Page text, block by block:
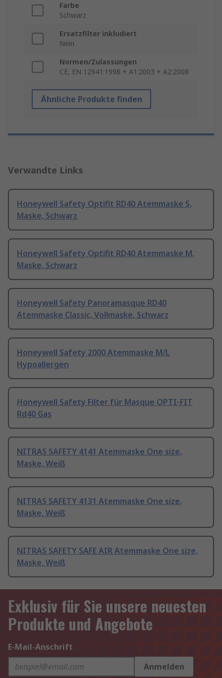
Farbe
Schwarz
Ersatzfilter inkludiert
Nein
Normen/Zulassungen
CE, EN 12941:1998 + A1:2003 + A2:2008
Ähnliche Produkte finden
Verwandte Links
Honeywell Safety Optifit RD40 Atemmaske S,
Maske, Schwarz
Honeywell Safety Optifit RD40 Atemmaske M,
Maske, Schwarz
Honeywell Safety Panoramasque RD40
Atemmaske Classic, Vollmaske, Schwarz
Honeywell Safety 2000 Atemmaske M/L
Hypoallergen
Honeywell Safety Filter für Masque OPTI-FIT
Rd40 Gas
NITRAS SAFETY 4141 Atemmaske One size,
Maske, Weiß
NITRAS SAFETY 4131 Atemmaske One size,
Maske, Weiß
NITRAS SAFETY SAFE AIR Atemmaske One size,
Maske, Weiß
Exklusiv für Sie unsere neuesten
Produkte und Angebote
E-Mail-Anschrift
Anmelden